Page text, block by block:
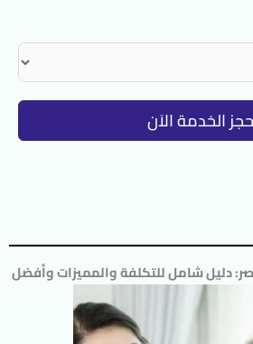
الخدمة الاَن
دليل شامل للتكلفة والمميزات وأفضل